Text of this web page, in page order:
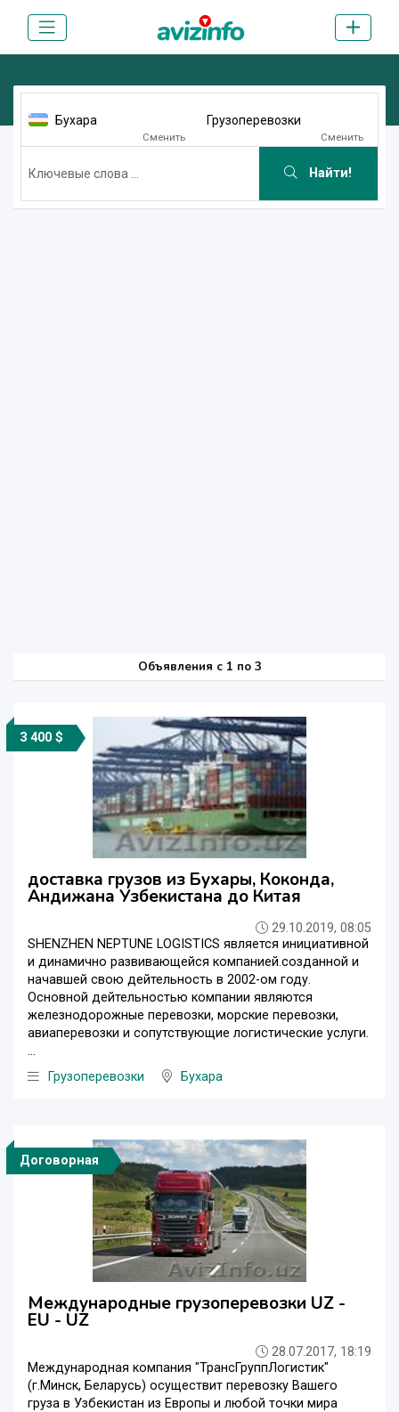
Бухара
Сменить
Грузоперевозки
Сменить
Найти!
Объявления c 1 по 3
3 400 $
доставка грузов из Бухары, Коконда,
Андижана Узбекистана до Китая
29.10.2019, 08:05
SHENZHEN NEPTUNE LOGISTICS является инициативной
и динамично развивающейся компанией.созданной и
начавшей свою дейтельность в 2002-ом году.
Основной дейтельностью компании являются
железнодорожные перевозки, морские перевозки,
авиаперевозки и сопутствующие логистические услуги.
...
Грузоперевозки
Бухара
Договорная
Международные грузоперевозки UZ -
EU - UZ
28.07.2017, 18:19
Международная компания "ТрансГруппЛогистик"
(г.Минск, Беларусь) осуществит перевозку Вашего
груза в Узбекистан из Европы и любой точки мира